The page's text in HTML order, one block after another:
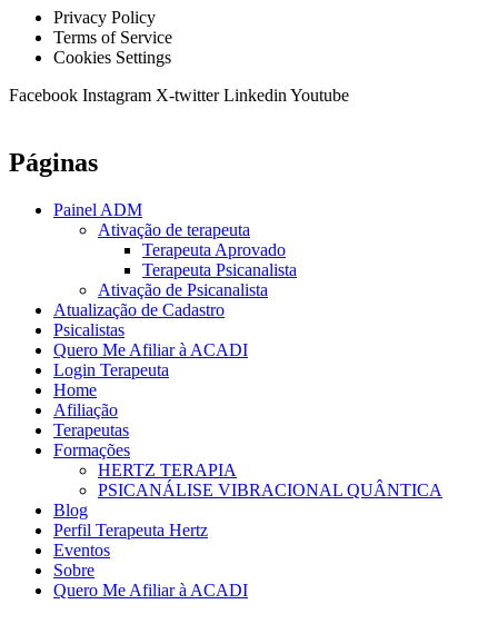
Privacy Policy
Terms of Service
Cookies Settings
Facebook Instagram X-twitter Linkedin Youtube
Páginas
Painel ADM
Ativação de terapeuta
Terapeuta Aprovado
Terapeuta Psicanalista
Ativação de Psicanalista
Atualização de Cadastro
Psicalistas
Quero Me Afiliar à ACADI
Login Terapeuta
Home
Afiliação
Terapeutas
Formações
HERTZ TERAPIA
PSICANÁLISE VIBRACIONAL QUÂNTICA
Blog
Perfil Terapeuta Hertz
Eventos
Sobre
Quero Me Afiliar à ACADI